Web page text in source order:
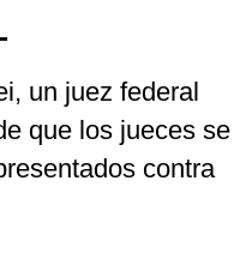
un juez federal
que los jueces se
contra